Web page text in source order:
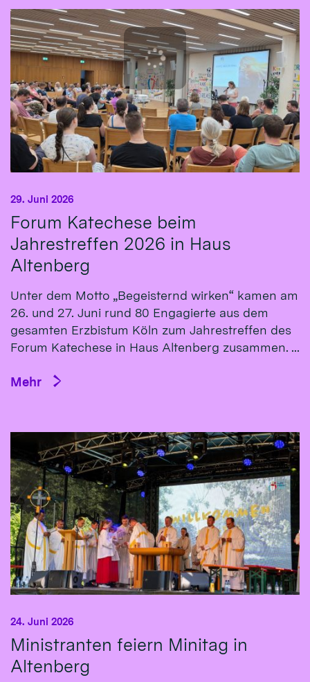
Forum Katechese beim
Jahrestreffen 2026 in Haus
Altenberg
29. Juni 2026
Unter dem Motto „Begeisternd wirken“ kamen am
26. und 27. Juni rund 80 Engagierte aus dem
gesamten Erzbistum Köln zum Jahrestreffen des
Forum Katechese in Haus Altenberg zusammen. ...
Mehr
Ministranten feiern Minitag in
Altenberg
24. Juni 2026